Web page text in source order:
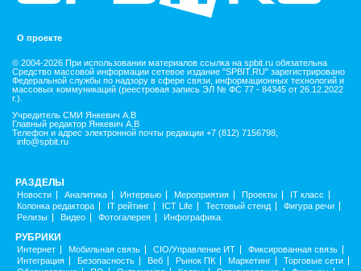
О проекте
© 2004-2026 При использовании материалов ссылка на spbit.ru обязательна
Средство массовой информации сетевое издание "SPBIT.RU" зарегистрировано
Федеральной службы по надзору в сфере связи, информационных технологий и
массовых коммуникаций (реестровая запись ЭЛ № ФС 77 - 84345 от 26.12.2022
г.).
Учредитель СМИ Янкевич А.В
Главный редактор Янкевич А.В
Телефон и адрес электронной почты редакции +7 (812) 7156798,
info@spbit.ru
РАЗДЕЛЫ
Новости Аналитика Интервью Мероприятия Проекты
IT класс
Колонка редактора
IT рейтинг ICT Life Тестовый стенд
Фигура речи
Релизы
Видео Фотогалерея Инфографика
РУБРИКИ
Интернет Мобильная связь CIO/Управление ИТ
Фиксированная связь
Интеграция
Безопасность Веб Рынок ПК Маркетинг
Торговые сети